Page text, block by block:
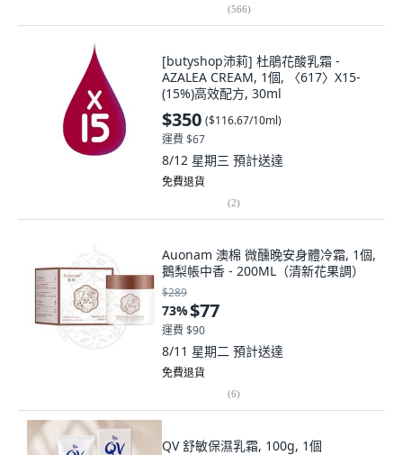
(566)
[butyshop沛莉] 杜鵑花酸乳霜 -
AZALEA CREAM, 1個, 〈617〉X15-
(15%)高效配方, 30ml
$350 ($116.67/10ml)
運費 $67
8/12 星期三 預計送達
免費退貨
(2)
Auonam 澳棉 微醺晚安身體冷霜, 1個,
鵝梨帳中香 - 200ML（清新花果調）
$289
73%$77
運費 $90
8/11 星期二 預計送達
免費退貨
(6)
QV 舒敏保濕乳霜, 100g, 1個